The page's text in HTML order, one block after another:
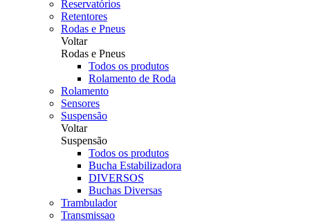
Reservatórios
Retentores
Rodas e Pneus
Voltar
Rodas e Pneus
Todos os produtos
Rolamento de Roda
Rolamento
Sensores
Suspensão
Voltar
Suspensão
Todos os produtos
Bucha Estabilizadora
DIVERSOS
Buchas Diversas
Trambulador
Transmissao